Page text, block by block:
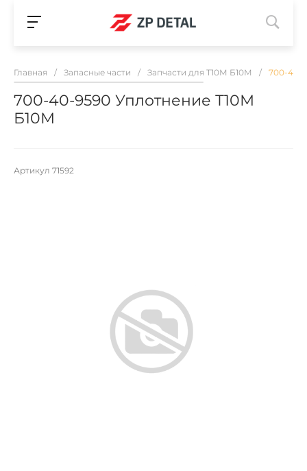
Главная / Запасные части / Запчасти для Т10М Б10М / 700-40-
700-40-9590 Уплотнение Т10М
Б10М
Артикул 71592